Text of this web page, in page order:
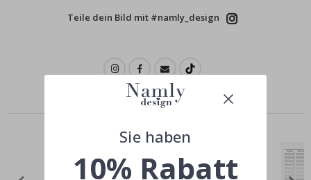
Teile dein Bild mit #namly_design
Ähnliche Produkte
Sie haben
10% Rabatt